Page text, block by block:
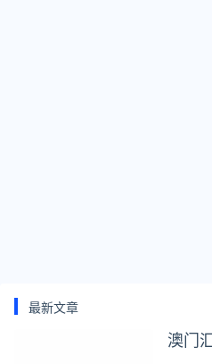
最新文章
澳门